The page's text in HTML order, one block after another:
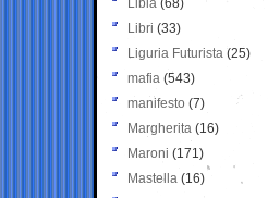
Libia (68)
Libri (33)
Liguria Futurista (25)
mafia (543)
manifesto (7)
Margherita (16)
Maroni (171)
Mastella (16)